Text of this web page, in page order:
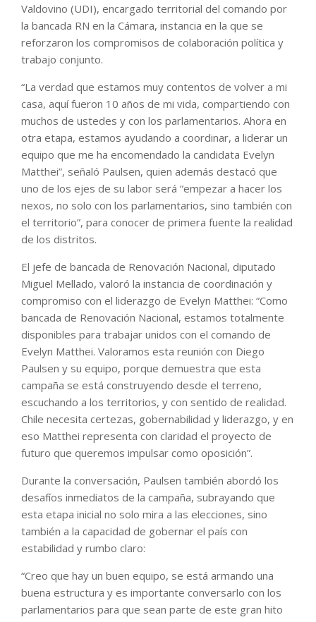
Valdovino (UDI), encargado territorial del comando por
la bancada RN en la Cámara, instancia en la que se
reforzaron los compromisos de colaboración política y
trabajo conjunto.
“La verdad que estamos muy contentos de volver a mi
casa, aquí fueron 10 años de mi vida, compartiendo con
muchos de ustedes y con los parlamentarios. Ahora en
otra etapa, estamos ayudando a coordinar, a liderar un
equipo que me ha encomendado la candidata Evelyn
Matthei”, señaló Paulsen, quien además destacó que
uno de los ejes de su labor será “empezar a hacer los
nexos, no solo con los parlamentarios, sino también con
el territorio”, para conocer de primera fuente la realidad
de los distritos.
El jefe de bancada de Renovación Nacional, diputado
Miguel Mellado, valoró la instancia de coordinación y
compromiso con el liderazgo de Evelyn Matthei: “Como
bancada de Renovación Nacional, estamos totalmente
disponibles para trabajar unidos con el comando de
Evelyn Matthei. Valoramos esta reunión con Diego
Paulsen y su equipo, porque demuestra que esta
campaña se está construyendo desde el terreno,
escuchando a los territorios, y con sentido de realidad.
Chile necesita certezas, gobernabilidad y liderazgo, y en
eso Matthei representa con claridad el proyecto de
futuro que queremos impulsar como oposición”.
Durante la conversación, Paulsen también abordó los
desafíos inmediatos de la campaña, subrayando que
esta etapa inicial no solo mira a las elecciones, sino
también a la capacidad de gobernar el país con
estabilidad y rumbo claro:
“Creo que hay un buen equipo, se está armando una
buena estructura y es importante conversarlo con los
parlamentarios para que sean parte de este gran hito